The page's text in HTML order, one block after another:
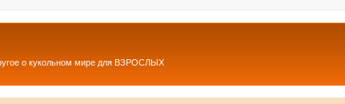
о кукольном мире для ВЗРОСЛЫХ